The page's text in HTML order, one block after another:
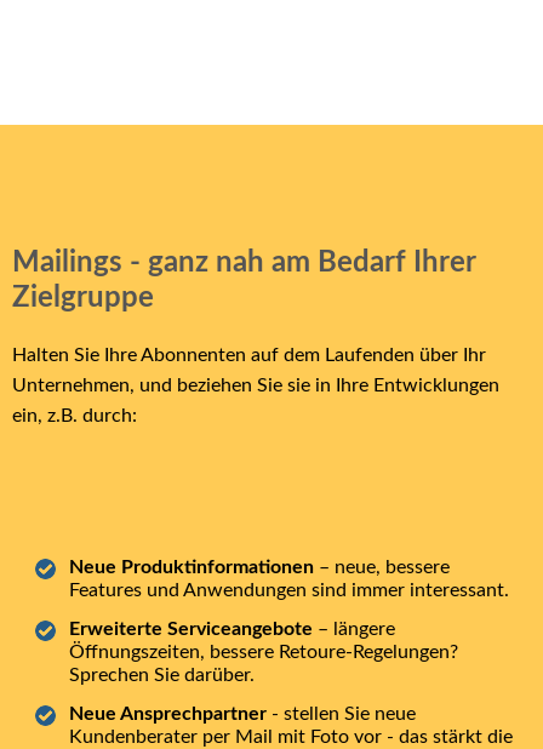
Mailings - ganz nah am Bedarf Ihrer
Zielgruppe
Halten Sie Ihre Abonnenten auf dem Laufenden über Ihr
Unternehmen, und beziehen Sie sie in Ihre Entwicklungen
ein, z.B. durch:
Neue Produktinformationen – neue, bessere
Features und Anwendungen sind immer interessant.
Erweiterte Serviceangebote – längere
Öffnungszeiten, bessere Retoure-Regelungen?
Sprechen Sie darüber.
Neue Ansprechpartner - stellen Sie neue
Kundenberater per Mail mit Foto vor - das stärkt die